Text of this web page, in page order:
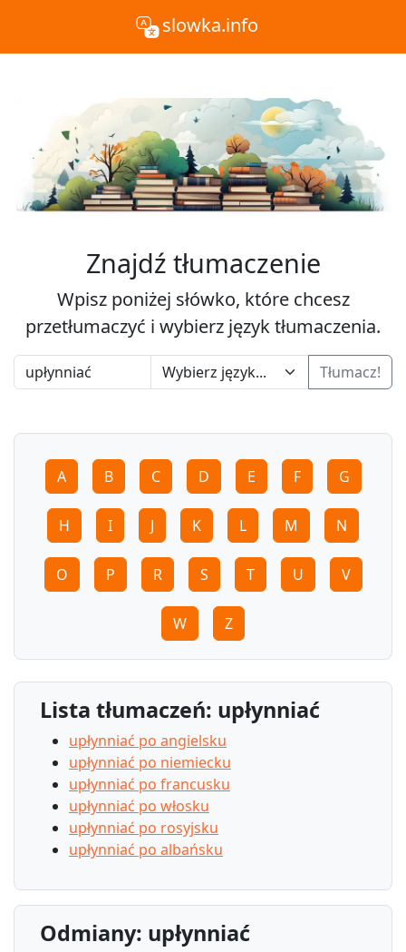
slowka.info
Znajdź tłumaczenie
Wpisz poniżej słówko, które chcesz
przetłumaczyć i wybierz język tłumaczenia.
Tłumacz!
A B C D E F G
H I J K L M N
O P R S T U V
W Z
Lista tłumaczeń: upłynniać
upłynniać po angielsku
upłynniać po niemiecku
upłynniać po francusku
upłynniać po włosku
upłynniać po rosyjsku
upłynniać po albańsku
Odmiany: upłynniać